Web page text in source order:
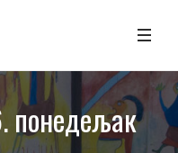
понедељак